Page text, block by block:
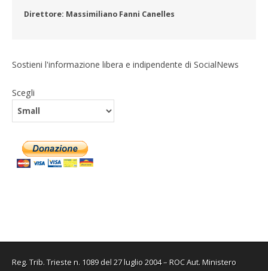
Direttore: Massimiliano Fanni Canelles
Sostieni l'informazione libera e indipendente di SocialNews
Scegli
Reg. Trib. Trieste n. 1089 del 27 luglio 2004 – ROC Aut. Ministero